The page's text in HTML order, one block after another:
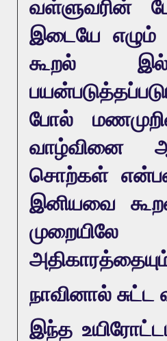
வள்ளுவரின்
இடையே எழும்
கூறல்
போல்
வாழ்வினை
சொற்கள்
இனியவை
நாவினால் சுட்ட
இந்த